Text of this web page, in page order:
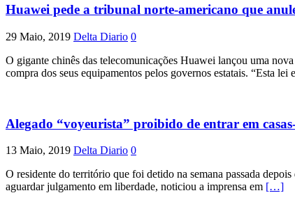
Huawei pede a tribunal norte-americano que
29 Maio, 2019 Delta Diario 0
O gigante chinês das telecomunicações Huawei lançou uma
compra dos seus equipamentos pelos governos estatais. “Esta lei
Alegado “voyeurista” proibido de entrar em
13 Maio, 2019 Delta Diario 0
O residente do território que foi detido na semana passada
aguardar julgamento em liberdade, noticiou a imprensa em […]